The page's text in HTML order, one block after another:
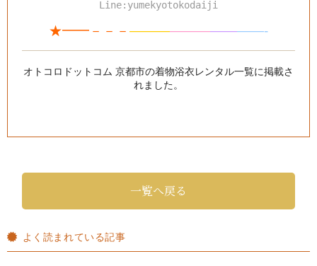
Line:yumekyotokodaiji
★━━－－－ ——————————-
オトコロドットコム 京都市の着物浴衣レンタル一覧に掲載さ
れました。
一覧へ戻る
よく読まれている記事